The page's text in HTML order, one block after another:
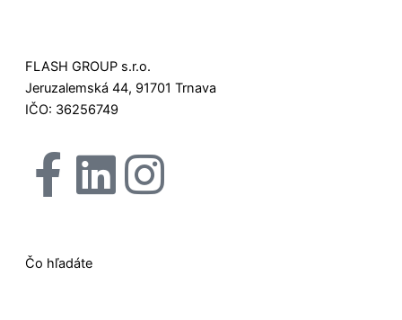
FLASH GROUP s.r.o.
Jeruzalemská 44, 91701 Trnava
IČO: 36256749
F
c
L I
Čo hľadáte